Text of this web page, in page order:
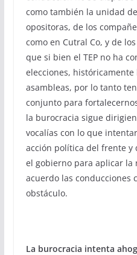
como también la unidad
opositoras, de los
como en Cutral Co, y de
que si bien el TEP no ha
elecciones, históricamente
asambleas, por lo tanto
conjunto para
la burocracia sigue
vocalías con lo que
acción política del frente y
el gobierno para aplicar la
acuerdo las conducciones
obstáculo.
La burocracia intenta